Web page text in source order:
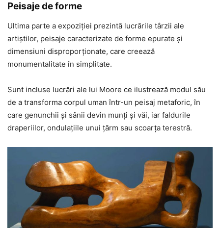
Peisaje de forme
Ultima parte a expoziției prezintă lucrările târzii ale
artiștilor, peisaje caracterizate de forme epurate și
dimensiuni disproporționate, care creează
monumentalitate în simplitate.
Sunt incluse lucrări ale lui Moore ce ilustrează modul său
de a transforma corpul uman într-un peisaj metaforic, în
care genunchii și sânii devin munți și văi, iar faldurile
draperiilor, ondulațiile unui țărm sau scoarța terestră.